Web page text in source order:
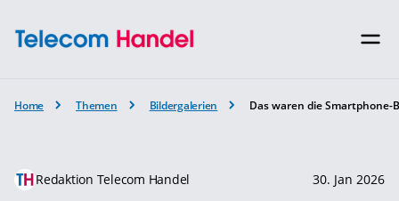
Home Themen Bildergalerien Das waren die Smartphone-
Redaktion Telecom Handel 30. Jan 2026